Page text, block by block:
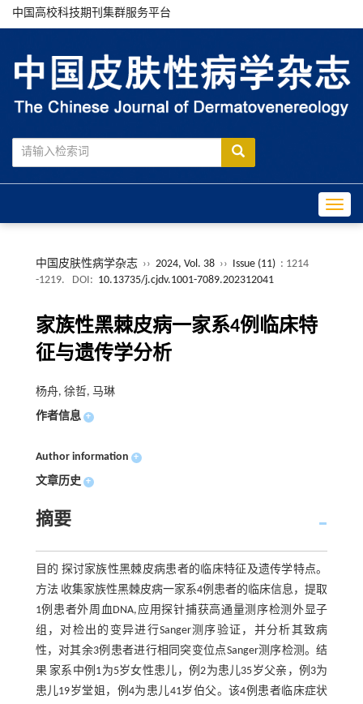
中国高校科技期刊集群服务平台
中国皮肤性病学杂志 ›› 2024, Vol. 38 ›› Issue (11) : 1214
-1219.
DOI: 10.13735/j.cjdv.1001-7089.202312041
家族性黑棘皮病一家系4例临床特
征与遗传学分析
杨舟, 徐哲, 马琳
作者信息 +
Author information +
文章历史 +
摘要
目的 探讨家族性黑棘皮病患者的临床特征及遗传学特点。
方法 收集家族性黑棘皮病一家系4例患者的临床信息，提取
1例患者外周血DNA,应用探针捕获高通量测序检测外显子
组，对检出的变异进行Sanger测序验证，并分析其致病
性，对其余3例患者进行相同突变位点Sanger测序检测。结
果 家系中例1为5岁女性患儿，例2为患儿35岁父亲，例3为
患儿19岁堂姐，例4为患儿41岁伯父。该4例患者临床症状